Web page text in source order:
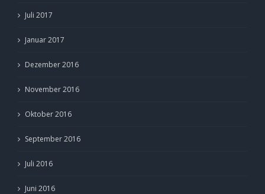
Juli 2017
Januar 2017
Dezember 2016
November 2016
Oktober 2016
September 2016
Juli 2016
Juni 2016